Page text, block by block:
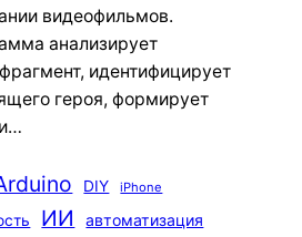
видеофильмов.
анализирует
идентифицирует
героя, формирует
DIY iPhone
ИИ автоматизация